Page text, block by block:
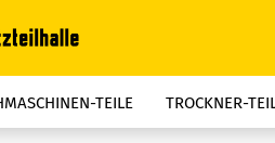
TEILE TROCKNER-